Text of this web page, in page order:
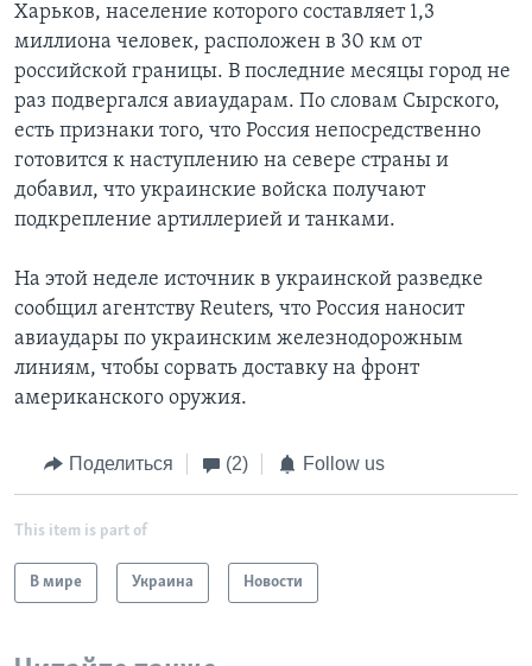
Харьков, население которого составляет 1,3
миллиона человек, расположен в 30 км от
российской границы. В последние месяцы город не
раз подвергался авиаударам. По словам Сырского,
есть признаки того, что Россия непосредственно
готовится к наступлению на севере страны и
добавил, что украинские войска получают
подкрепление артиллерией и танками.
На этой неделе источник в украинской разведке
сообщил агентству Reuters, что Россия наносит
авиаудары по украинским железнодорожным
линиям, чтобы сорвать доставку на фронт
американского оружия.
Поделиться (2) Follow us
This item is part of
В мире Украина Новости